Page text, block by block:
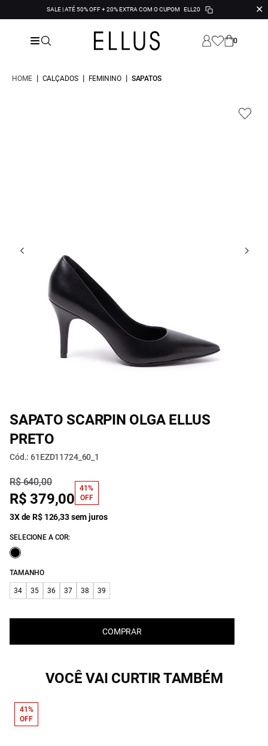
SALE | ATÉ 50% OFF + 20% EXTRA COM O CUPOM ELL20 ✕
0
HOME | CALÇADOS | FEMININO | SAPATOS
SAPATO SCARPIN OLGA ELLUS
PRETO
Cód.: 61EZD11724_60_1
R$ 640,00
R$ 379,00
41%
OFF
3X de R$ 126,33 sem juros
SELECIONE A COR:
TAMANHO
34 35 36 37 38 39
COMPRAR
VOCÊ VAI CURTIR TAMBÉM
41%
OFF